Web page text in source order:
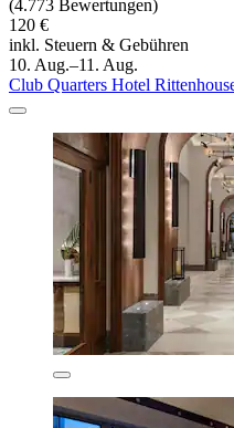
(4.773 Bewertungen)
120 €
inkl. Steuern & Gebühren
10. Aug.–11. Aug.
Club Quarters Hotel